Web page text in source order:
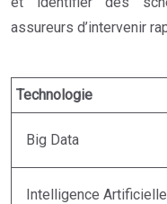
assureurs d’intervenir
Technologie
Big Data
Intelligence Artificielle